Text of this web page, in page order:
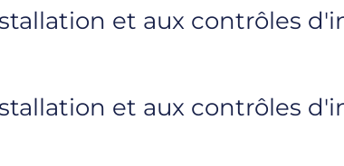
et aux contrôles
et aux contrôles